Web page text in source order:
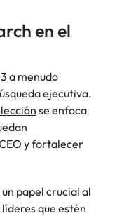
en el
a menudo
ejecutiva.
se enfoca
y fortalecer
papel crucial al
que estén